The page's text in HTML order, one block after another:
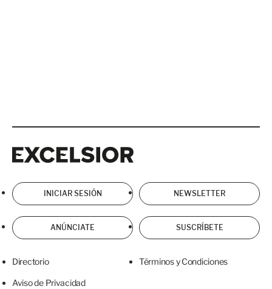
INICIAR SESIÓN NEWSLETTER
ANÚNCIATE SUSCRÍBETE
Directorio Términos y Condiciones
Aviso de Privacidad